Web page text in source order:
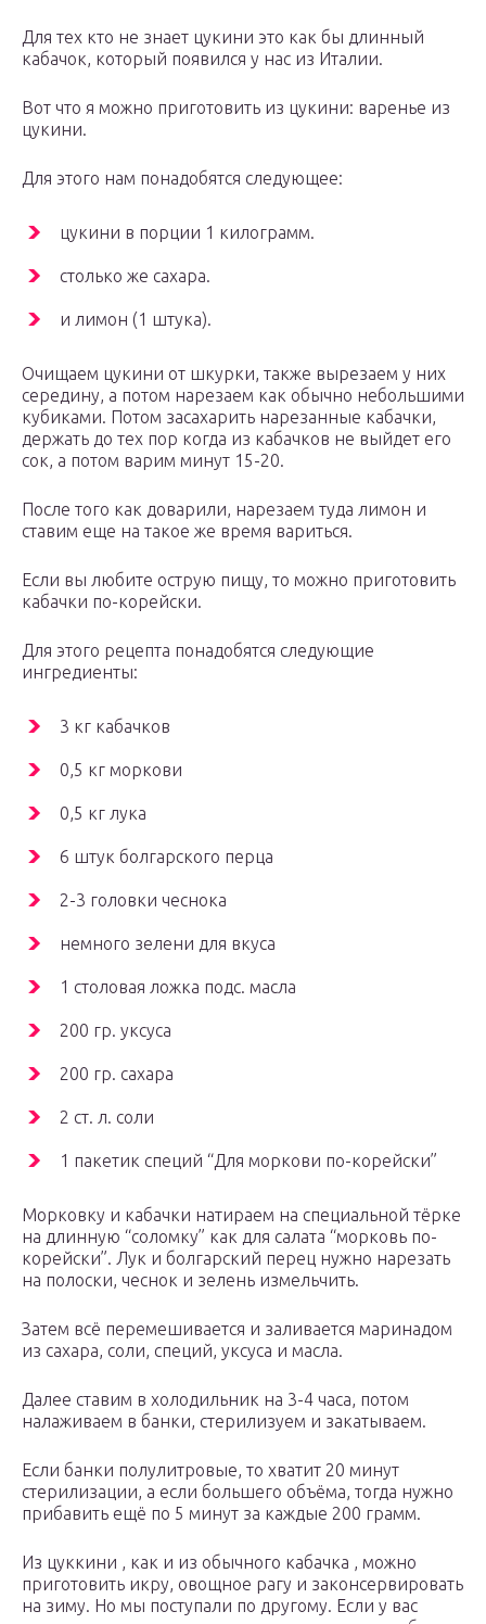
Для тех кто не знает цукини это как бы длинный
кабачок, который появился у нас из Италии.
Вот что я можно приготовить из цукини: варенье из
цукини.
Для этого нам понадобятся следующее:
цукини в порции 1 килограмм.
столько же сахара.
и лимон (1 штука).
Очищаем цукини от шкурки, также вырезаем у них
середину, а потом нарезаем как обычно небольшими
кубиками. Потом засахарить нарезанные кабачки,
держать до тех пор когда из кабачков не выйдет его
сок, а потом варим минут 15-20.
После того как доварили, нарезаем туда лимон и
ставим еще на такое же время вариться.
Если вы любите острую пищу, то можно приготовить
кабачки по-корейски.
Для этого рецепта понадобятся следующие
ингредиенты:
3 кг кабачков
0,5 кг моркови
0,5 кг лука
6 штук болгарского перца
2-3 головки чеснока
немного зелени для вкуса
1 столовая ложка подс. масла
200 гр. уксуса
200 гр. сахара
2 ст. л. соли
1 пакетик специй “Для моркови по-корейски”
Морковку и кабачки натираем на специальной тёрке
на длинную “соломку” как для салата “морковь по-
корейски”. Лук и болгарский перец нужно нарезать
на полоски, чеснок и зелень измельчить.
Затем всё перемешивается и заливается маринадом
из сахара, соли, специй, уксуса и масла.
Далее ставим в холодильник на 3-4 часа, потом
налаживаем в банки, стерилизуем и закатываем.
Если банки полулитровые, то хватит 20 минут
стерилизации, а если большего объёма, тогда нужно
прибавить ещё по 5 минут за каждые 200 грамм.
Из цуккини , как и из обычного кабачка , можно
приготовить икру, овощное рагу и законсервировать
на зиму. Но мы поступали по другому. Если у вас